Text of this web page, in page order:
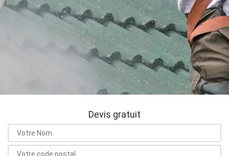
Devis gratuit